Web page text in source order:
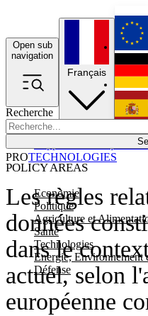
Open sub
navigation
Recherche
POLICY AREAS
Economie
Politique
Agriculture et
Santé
Technologies
Energie, Environnement
Défense
Français
Les règles
données
dans le
actuel, selon
européenne
PROTECHNOLOGIES